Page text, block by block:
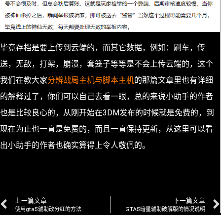
毕竟存档是要上传到云端的，而其它数据，例如：刷车，传
送，无敌，打架，崩溃，套笼子等等是不会上传云端的，这个
我们在教大家分辨战局主机与脚本主机的那篇文章里也有详细
的解释过了，你们可以自己去看一眼，总的来说小助手的作者
也是比较良心的，从刚开始在3DM发布的时候就是免费的，到
现在为止也一直是免费的，而且一直保持更新，从这里可以看
出小助手的作者也确实算得上令人敬佩的。
上一篇文章
使用gta5辅助改分红的方法
下一篇文章
GTA5暗星辅助破解版的情况说明